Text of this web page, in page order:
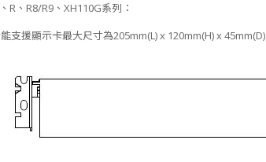
R、R8/R9、XH110G系列：
支援顯示卡最大尺寸為205mm(L) x 120mm(H) x 45mm(D)